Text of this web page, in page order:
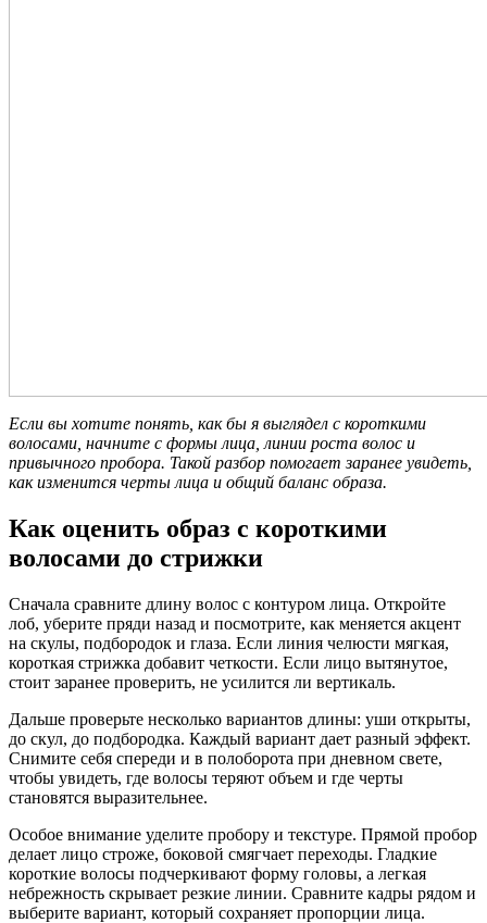
Если вы хотите понять, как бы я выглядел с короткими
волосами, начните с формы лица, линии роста волос и
привычного пробора. Такой разбор помогает заранее увидеть,
как изменится черты лица и общий баланс образа.
Как оценить образ с короткими
волосами до стрижки
Сначала сравните длину волос с контуром лица. Откройте
лоб, уберите пряди назад и посмотрите, как меняется акцент
на скулы, подбородок и глаза. Если линия челюсти мягкая,
короткая стрижка добавит четкости. Если лицо вытянутое,
стоит заранее проверить, не усилится ли вертикаль.
Дальше проверьте несколько вариантов длины: уши открыты,
до скул, до подбородка. Каждый вариант дает разный эффект.
Снимите себя спереди и в полоборота при дневном свете,
чтобы увидеть, где волосы теряют объем и где черты
становятся выразительнее.
Особое внимание уделите пробору и текстуре. Прямой пробор
делает лицо строже, боковой смягчает переходы. Гладкие
короткие волосы подчеркивают форму головы, а легкая
небрежность скрывает резкие линии. Сравните кадры рядом и
выберите вариант, который сохраняет пропорции лица.